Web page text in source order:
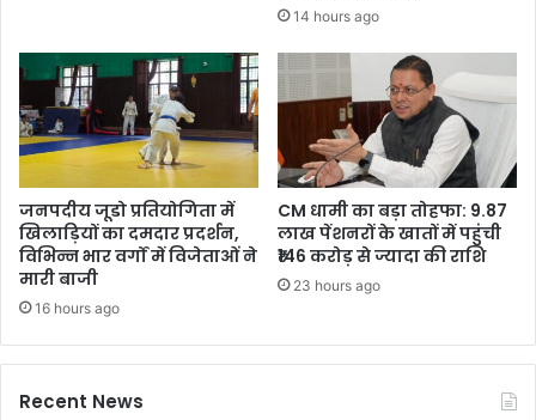
14 hours ago
जनपदीय जूडो प्रतियोगिता में
खिलाड़ियों का दमदार प्रदर्शन,
विभिन्न भार वर्गों में विजेताओं ने
मारी बाजी
16 hours ago
CM धामी का बड़ा तोहफा: 9.87
लाख पेंशनरों के खातों में पहुंची
₹146 करोड़ से ज्यादा की राशि
23 hours ago
Recent News